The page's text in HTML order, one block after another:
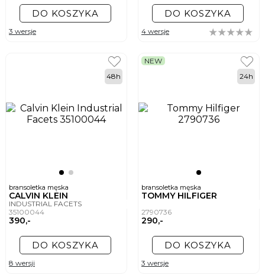
DO KOSZYKA
3 wersje
DO KOSZYKA
4 wersje
bransoletka męska
CALVIN KLEIN
INDUSTRIAL FACETS
35100044
390,-
48h
DO KOSZYKA
8 wersji
bransoletka męska
TOMMY HILFIGER
2790736
290,-
NEW
24h
DO KOSZYKA
3 wersje